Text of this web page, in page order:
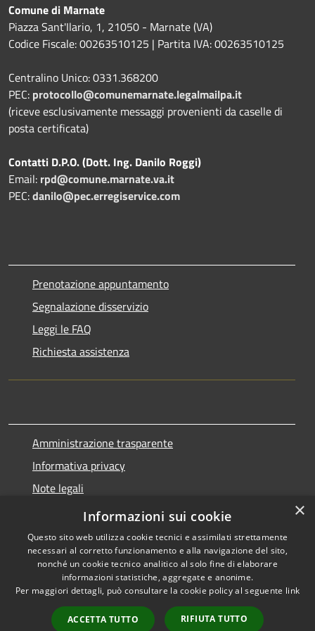
Comune di Marnate
Piazza Sant'Ilario, 1, 21050 - Marnate (VA)
Codice Fiscale: 00263510125 | Partita IVA: 00263510125
Centralino Unico: 0331.368200
PEC: protocollo@comunemarnate.legalmailpa.it
(riceve esclusivamente messaggi provenienti da caselle di
posta certificata)
Contatti D.P.O. (Dott. Ing. Danilo Roggi)
Email: rpd@comune.marnate.va.it
PEC:danilo@pec.erregiservice.com
Prenotazione appuntamento
Segnalazione disservizio
Leggi le FAQ
Richiesta assistenza
Amministrazione trasparente
Informativa privacy
Note legali
Dichiarazione di accessibilità
Accessibilità
Copyright © 2026 • Comune di
Marnate • Powered by
Municipium•
Accesso
×
Informazioni sui cookie
Questo sito web utilizza cookie tecnici e assimilati strettamente
necessari al corretto funzionamento e alla navigazione del sito,
nonché un cookie tecnico analitico al solo fine di elaborare
informazioni statistiche, aggregate e anonime.
Per maggiori dettagli, può consultare la cookie policy al seguente link
ACCETTA TUTTO RIFIUTA TUTTO